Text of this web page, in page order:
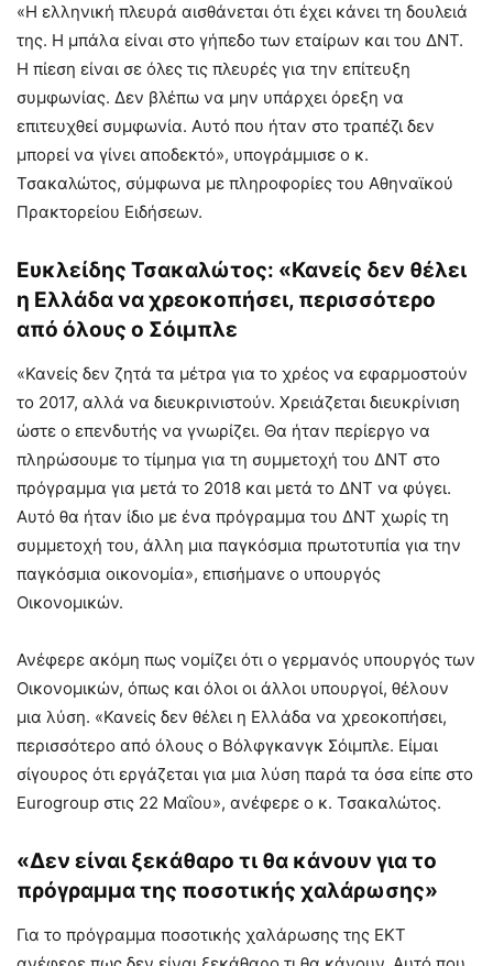
«Η ελληνική πλευρά αισθάνεται ότι έχει κάνει τη δουλειά
της. Η μπάλα είναι στο γήπεδο των εταίρων και του ΔΝΤ.
Η πίεση είναι σε όλες τις πλευρές για την επίτευξη
συμφωνίας. Δεν βλέπω να μην υπάρχει όρεξη να
επιτευχθεί συμφωνία. Αυτό που ήταν στο τραπέζι δεν
μπορεί να γίνει αποδεκτό», υπογράμμισε ο κ.
Τσακαλώτος, σύμφωνα με πληροφορίες του Αθηναϊκού
Πρακτορείου Ειδήσεων.
Ευκλείδης Τσακαλώτος: «Κανείς δεν θέλει
η Ελλάδα να χρεοκοπήσει, περισσότερο
από όλους ο Σόιμπλε
«Κανείς δεν ζητά τα μέτρα για το χρέος να εφαρμοστούν
το 2017, αλλά να διευκρινιστούν. Χρειάζεται διευκρίνιση
ώστε ο επενδυτής να γνωρίζει. Θα ήταν περίεργο να
πληρώσουμε το τίμημα για τη συμμετοχή του ΔΝΤ στο
πρόγραμμα για μετά το 2018 και μετά το ΔΝΤ να φύγει.
Αυτό θα ήταν ίδιο με ένα πρόγραμμα του ΔΝΤ χωρίς τη
συμμετοχή του, άλλη μια παγκόσμια πρωτοτυπία για την
παγκόσμια οικονομία», επισήμανε ο υπουργός
Οικονομικών.
Ανέφερε ακόμη πως νομίζει ότι ο γερμανός υπουργός των
Οικονομικών, όπως και όλοι οι άλλοι υπουργοί, θέλουν
μια λύση. «Κανείς δεν θέλει η Ελλάδα να χρεοκοπήσει,
περισσότερο από όλους ο Βόλφγκανγκ Σόιμπλε. Είμαι
σίγουρος ότι εργάζεται για μια λύση παρά τα όσα είπε στο
Eurogroup στις 22 Μαΐου», ανέφερε ο κ. Τσακαλώτος.
«Δεν είναι ξεκάθαρο τι θα κάνουν για το
πρόγραμμα της ποσοτικής χαλάρωσης»
Για το πρόγραμμα ποσοτικής χαλάρωσης της ΕΚΤ